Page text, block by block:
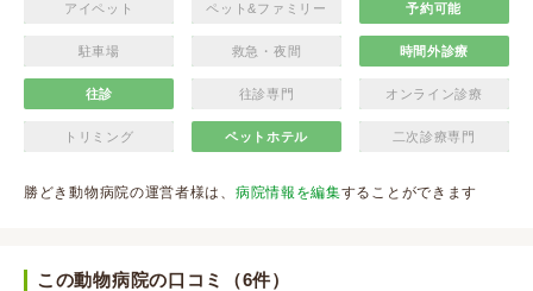
アイペット ペット&ファミリー 予約可能
駐車場 救急・夜間 時間外診療
往診 往診専門 オンライン診療
トリミング ペットホテル 二次診療専門
勝どき動物病院の運営者様は、 病院情報を編集することができます
この動物病院の口コミ（6件）